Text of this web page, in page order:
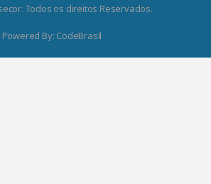
Todos os direitos Reservados.
Powered By: CodeBrasil